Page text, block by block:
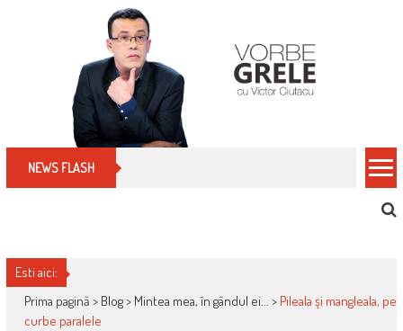
NEWS FLASH Cum îți schimbi, rapid, gratuit și eficient,
Esti aici:
Prima pagină > Blog> Mintea mea, în gândul ei... > Pileala şi mangleala, pe
curbe paralele